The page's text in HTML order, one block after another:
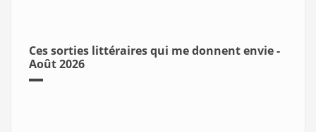
Ces sorties littéraires qui me donnent envie -
Août 2026